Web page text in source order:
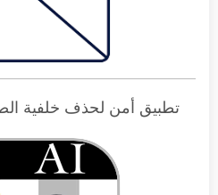
تطبيق أمن لحذف خلفية